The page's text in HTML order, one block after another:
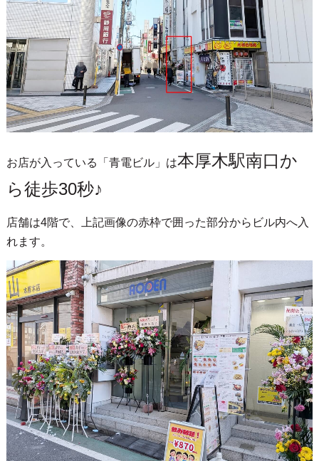
お店が入っている「青電ビル」は本厚木駅南口か
ら徒歩30秒♪
店舗は4階で、上記画像の赤枠で囲った部分からビル内へ入
れます。